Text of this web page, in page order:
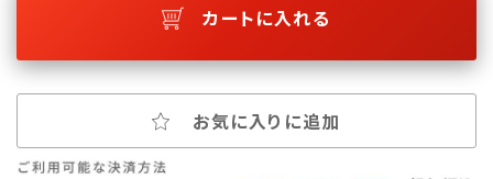
カートに入れる
お気に入りに追加